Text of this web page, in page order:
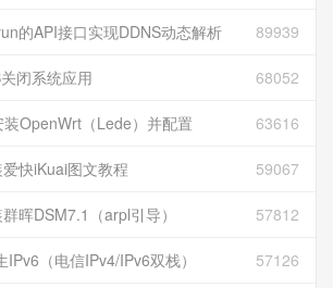
89939
的API接口实现DDNS动态解析
68052
闭系统应用
63616
OpenWrt（Lede）并配置
59067
快iKuai图文教程
57812
晖DSM7.1（arpl引导）
57126
（电信IPv4/IPv6双栈）